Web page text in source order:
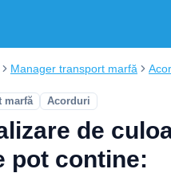
Manager transport marfă
marfă Acorduri
de
pot contine: